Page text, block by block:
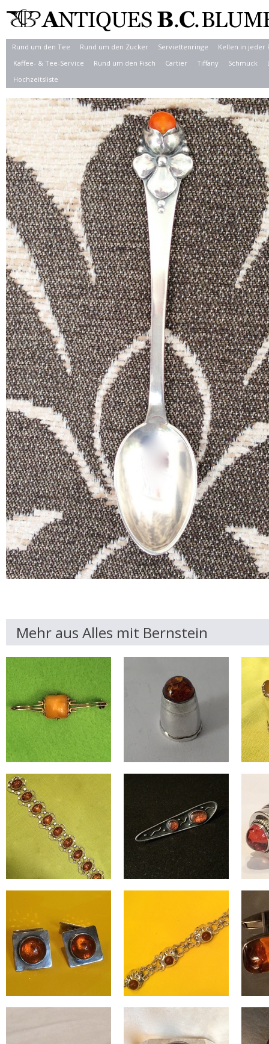
Rund um den Tee Rund um den Zucker Serviettenringe
Kellen in jeder
Kaffee- & Tee-Service
Rund um den Fisch Cartier Tiffany Schmuck
Hochzeitsliste
Mehr aus Alles mit Bernstein